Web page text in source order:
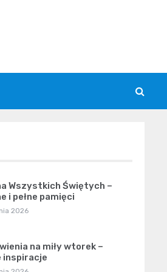
Wszystkich Świętych –
i pełne pamięci
2026
na miły wtorek –
inspiracje